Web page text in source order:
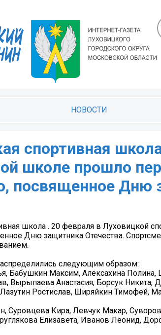
НОВОСТИ
спортивная
школе прошло
посвященное Дню
школа . ‍20 февраля в
Дню защитника Отечества.
следующим образом:
Бабушкин Максим, Алексахина
Вырыпаева Анастасия, Борсук
Ростислав, Ширяйкин Тимофей,
Суровцева Кира, Левчук Макар,
Елизавета, Иванов Леонид,